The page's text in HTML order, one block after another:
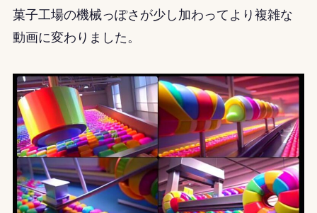
菓子工場の機械っぽさが少し加わってより複雑な
動画に変わりました。